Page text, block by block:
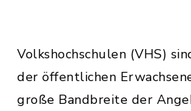
Volkshochschulen (VHS)
der öffentlichen
große Bandbreite der